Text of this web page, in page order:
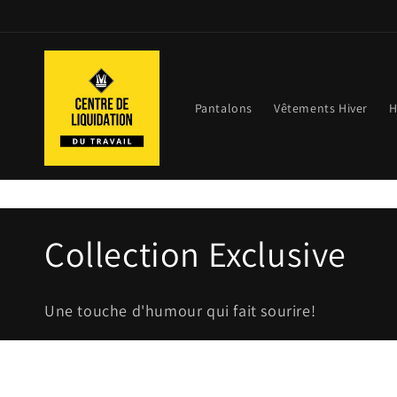
contenu
Pantalons Vêtements Hiver
C
o
l
Collection Exclusive
Une touche d'humour qui fait sourire!